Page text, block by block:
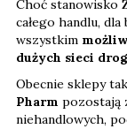
Choć stanowisko
całego handlu,
wszystkim
dużych sieci
Obecnie sklepy
Pharm pozostają
niehandlowych,